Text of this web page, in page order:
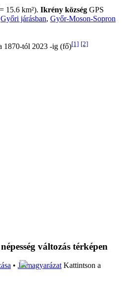
15.6 km²). Ikrény község GPS
Győri járásban, Győr-Moson-Sopron
1870-tól 2023 -ig (fő)[1] [2]
változás térképen
• JelmagyarázatKattintson a